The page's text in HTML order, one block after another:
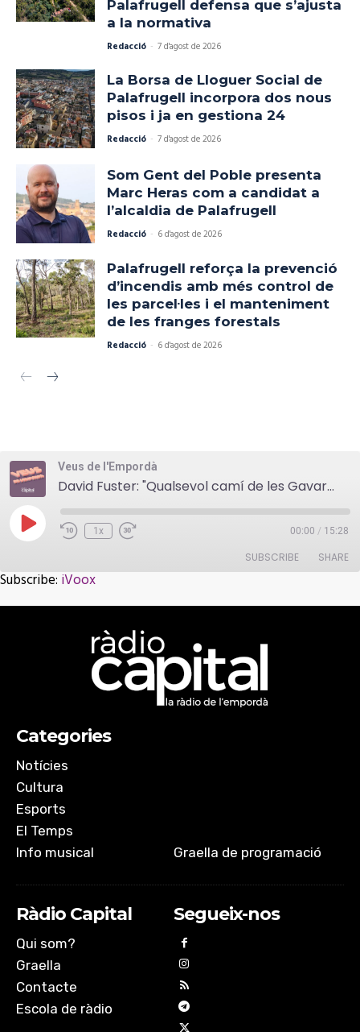
Palafrugell defensa que s’ajusta
a la normativa
Redacció - 7 d'agost de 2026
La Borsa de Lloguer Social de
Palafrugell incorpora dos nous
pisos i ja en gestiona 24
Redacció - 7 d'agost de 2026
Som Gent del Poble presenta
Marc Heras com a candidat a
l’alcaldia de Palafrugell
Redacció - 6 d'agost de 2026
Palafrugell reforça la prevenció
d’incendis amb més control de
les parcel·les i el manteniment
de les franges forestals
Redacció - 6 d'agost de 2026
Veus de l'Empordà
David Fuster: "Qualsevol camí de les Gavarres és ideal per sortir a córrer"
Play
Episode
1x 00:00 / 15:28
SUBSCRIBE SHARE
iVoox
SHARE
EMBED
Subscribe: iVoox
Categories
Notícies
Cultura
Esports
El Temps
Info musical
Graella de programació
Ràdio Capital
Qui som?
Graella
Contacte
Escola de ràdio
Segueix-nos